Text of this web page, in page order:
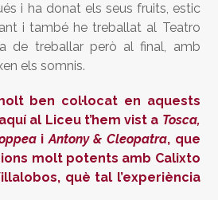
i ha donat els seus fruits, estic
i també he treballat al Teatro
de treballar però al final, amb
els somnis.
ben col·locat en aquests
al Liceu t’hem vist a Tosca,
iAntony & Cleopatra, que
molt potents amb Calixto
què tal l’experiència